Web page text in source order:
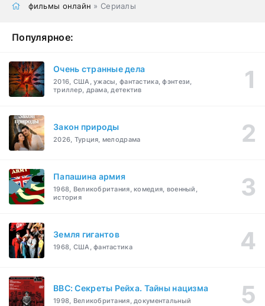
фильмы онлайн » Сериалы
Популярное:
Очень странные дела
2016, США, ужасы, фантастика, фэнтези,
триллер, драма, детектив
Закон природы
2026, Турция, мелодрама
Папашина армия
1968, Великобритания, комедия, военный,
история
Земля гигантов
1968, США, фантастика
BBC: Секреты Рейха. Тайны нацизма
1998, Великобритания, документальный